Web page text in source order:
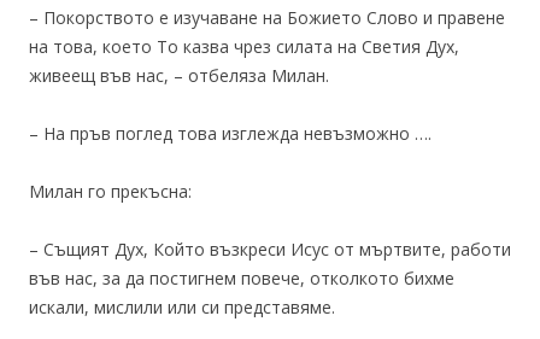
– Покорството е изучаване на Божието Слово и правене
на това, което То казва чрез силата на Светия Дух,
живеещ във нас, – отбеляза Милан.
– На пръв поглед това изглежда невъзможно ….
Милан го прекъсна:
– Същият Дух, Който възкреси Исус от мъртвите, работи
във нас, за да постигнем повече, отколкото бихме
искали, мислили или си представяме.